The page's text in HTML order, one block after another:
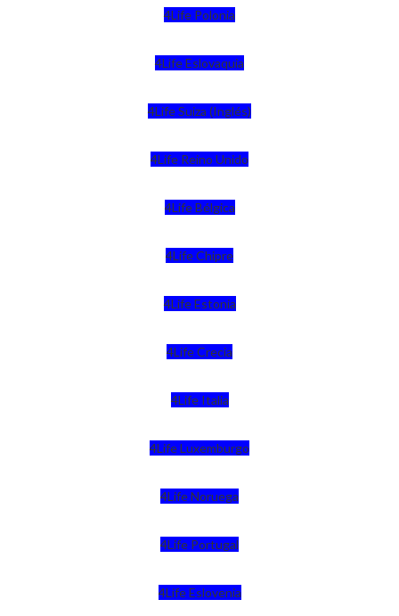
4Life Polonia
4Life Eslovaquia
4Life Suiza (Inglés)
4Life Reino Unido
4Life Bélgica
4Life Chipre
4Life Estonia
4Life Crecia
4Life Italia
4Life Luxemburgo
4Life Noruega
4Life Portugal
4Life Eslovenia